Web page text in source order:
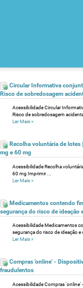
Circular Informativa
Risco de sobredosagem
Acessibilidade Circular
Risco de sobredosagem
Ler Mais»
Recolha voluntária de
mg e 60 mg
Acessibilidade Recolha
60 mg Imprimir ...
Ler Mais»
Medicamentos contendo
segurança do risco de ideação
Acessibilidade Medicamentos
segurança do risco de ideação
Ler Mais»
Compras 'online' -
fraudulentos
Acessibilidade Compras 'online'